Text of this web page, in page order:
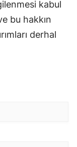
kabul
bu hakkın
derhal